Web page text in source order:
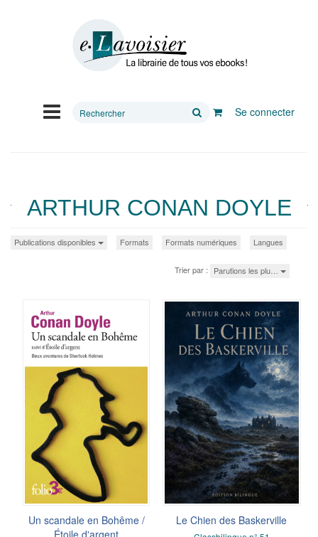
Rechercher
Se connecter
ARTHUR CONAN DOYLE
Publications disponibles Formats Formats numériques Langues
Trier par : Parutions les plu…
Un scandale en Bohême /
Le Chien des Baskerville